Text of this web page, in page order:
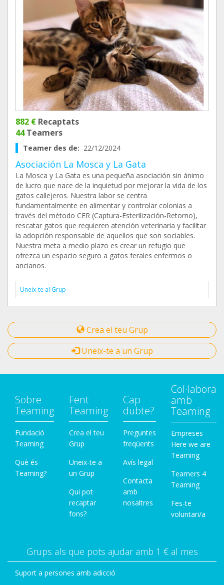
882 € Recaptats
44Teamers
Teamer des de: 22/12/2024
Asociación La Mosca y La Gata
La Mosca y La Gata es una pequeña asociación sin ánimo
de lucro que nace de la inquietud por mejorar la vida de los
gatos callejeros. Nuestra labor se centra
fundamentalmente en alimentar y controlar colonias a
través del método CER (Captura-Esterilización-Retorno),
rescatar gatos que requieren atención veterinaria y facilitar
la adopción responsable de aquellos que son sociables.
Nuestra meta a medio plazo es crear un refugio que
ofrezca un espacio seguro a gatos ferales enfermos o
ancianos.
Uneix-te al Grup
Crea el teu Grup
Uneix-te a un Grup
Sobre
Teaming
Fundació
Teaming
Què és
Teaming?
Fent
Teaming
Crea el teu
Grup
Uneix-te a
un Grup
Qui pot
recaptar
fons?
Cap
dubte?
Preguntes
freqüents
Avís legal
Contacta
amb
nosaltres
Col·labora
amb
Teaming
Empreses
Here we are
Teaming
Teamers 4
Teaming
Fes-te
voluntari/a
Grups als que pots ajudar amb 1 € al mes
Suport a persones amb adicció